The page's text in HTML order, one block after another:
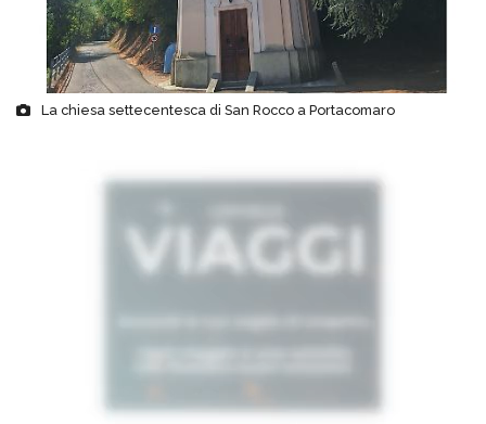
La chiesa settecentesca di San Rocco a Portacomaro